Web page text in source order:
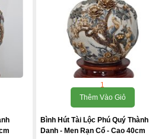
1
Thêm Vào Giỏ
Bình Hút Tài Lộc Phú Quý Thành
Danh - Men Rạn Cổ - Cao 40cm